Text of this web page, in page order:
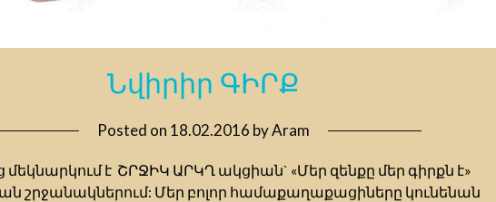
Նվիրիր ԳԻՐՔ
Posted on 18.02.2016 byAram
է ՇՐՋԻԿ ԱՐԿՂ ակցիան` «Մեր զենքը մեր գիրքն է»
շրջանակներում: Մեր բոլոր համաքաղաքացիները կունենան